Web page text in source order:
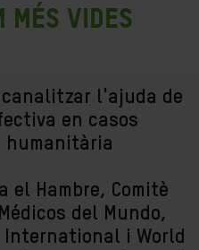
vides
canalitzar l'ajuda de
en casos
humanitària
el Hambre, Comitè
del Mundo,
International i World